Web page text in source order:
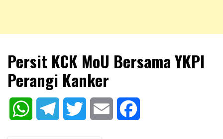
NKRIPOST
Persit KCK MoU Bersama YKPI
Perangi Kanker
WhatsAppTelegram Twitter Email